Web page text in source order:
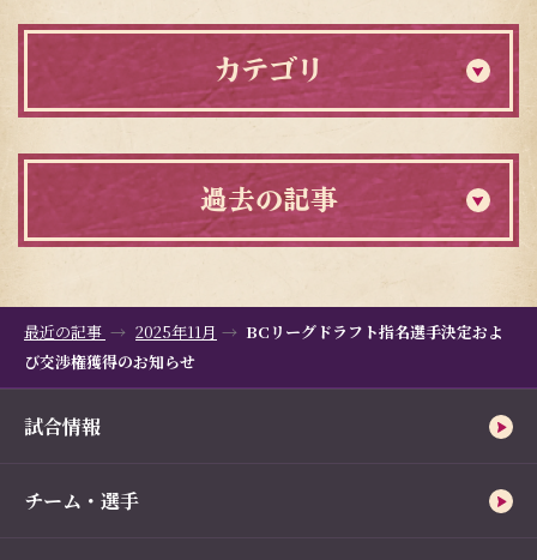
カテゴリ
過去の記事
最近の記事 2025年11月
BCリーグドラフト指名選手決定およ
び交渉権獲得のお知らせ
試合情報
チーム・選手